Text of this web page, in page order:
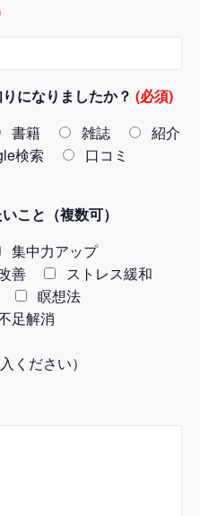
になりましたか？ (必須)
書籍 雑誌
紹介
検索
口コミ
こと（複数可）
集中力アップ
善
ストレス緩和
瞑想法
足解消
ください）